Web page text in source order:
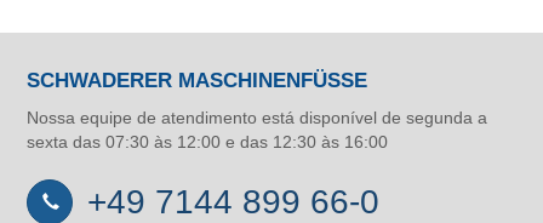
SCHWADERER MASCHINENFÜSSE
Nossa equipe de atendimento está disponível de segunda a
sexta das 07:30 às 12:00 e das 12:30 às 16:00
+49 7144 899 66-0